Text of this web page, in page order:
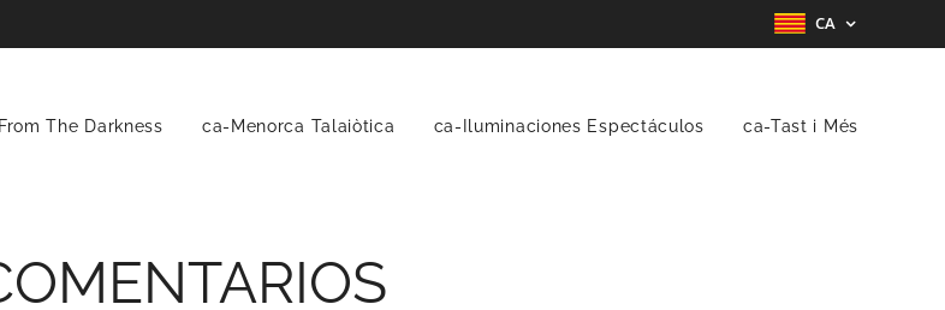
CA
The Darkness ca-Menorca Talaiòtica ca-Iluminaciones Espectáculos ca-Tast i Més